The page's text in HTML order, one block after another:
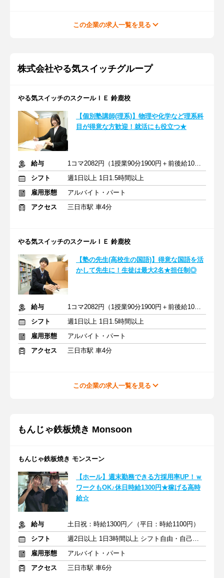
この企業の求人一覧を見る
株式会社やる気スイッチグループ
やる気スイッチのスクールＩＥ 鈴鹿校
【個別塾講師(理系)】物理や化学など理系科
目が得意な方歓迎！就活にも役立つ★
給与
1コマ2082円（1授業90分1900円＋前後給10分182円）
シフト
週1日以上 1日1.5時間以上
雇用形態
アルバイト・パート
アクセス
三日市駅 車4分
やる気スイッチのスクールＩＥ 鈴鹿校
【塾の先生(高校生の国語)】得意な国語を活
かして先生に！生徒は最大2名★担任制◎
給与
1コマ2082円（1授業90分1900円＋前後給10分182円）
シフト
週1日以上 1日1.5時間以上
雇用形態
アルバイト・パート
アクセス
三日市駅 車4分
この企業の求人一覧を見る
もんじゃ鉄板焼き Monsoon
もんじゃ鉄板焼き モンスーン
【ホール】週末勤務できる方採用率UP！ｗ
ワークもOK♪休日時給1300円★稼げる高時
給☆
給与
土日祝：時給1300円／（平日：時給1100円）
シフト
週2日以上 1日3時間以上 シフト自由・自己申告
雇用形態
アルバイト・パート
アクセス
三日市駅 車6分